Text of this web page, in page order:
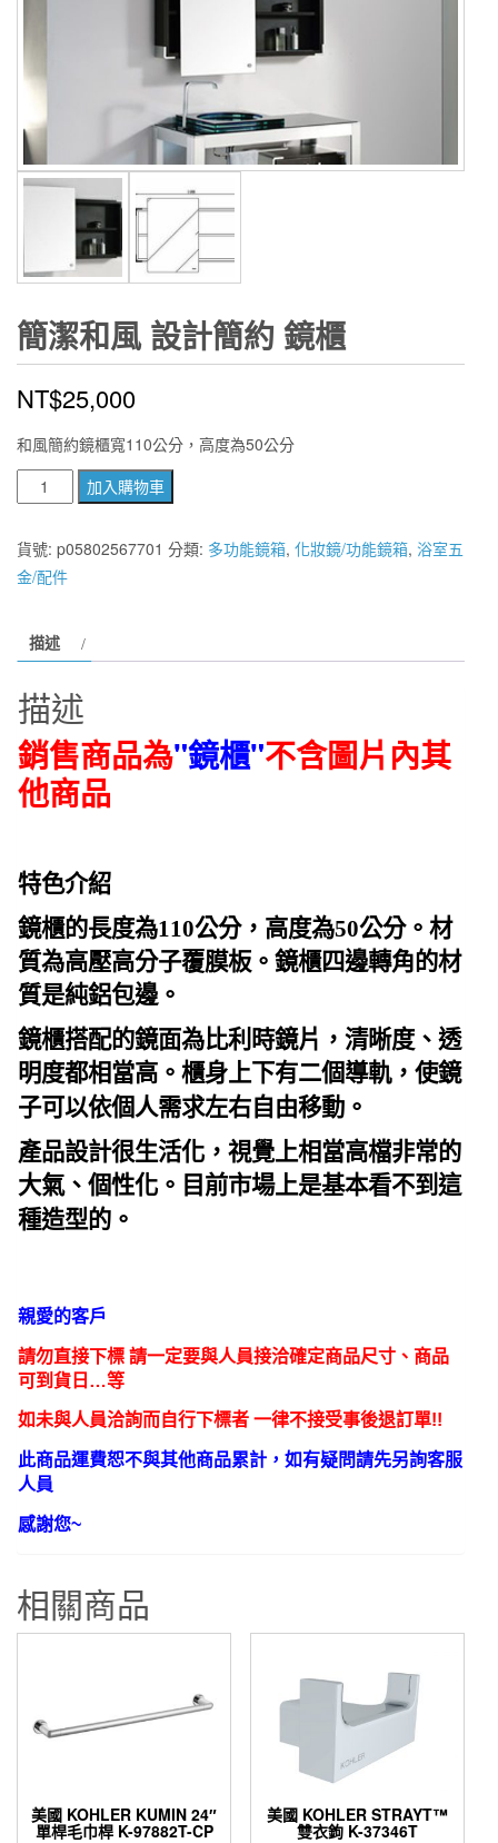
簡潔和風 設計簡約 鏡櫃
NT$25,000
和風簡約鏡櫃寬110公分，高度為50公分
潔
和
風
簡
鏡
數
量
加入購物車
貨號: p05802567701 分類: 多功能鏡箱, 化妝鏡/功能鏡箱, 浴室五
金/配件
描述
描述
銷售商品為"鏡櫃"不含圖片內其
他商品
特色介紹
鏡櫃的長度為110公分，高度為50公分。材
質為高壓高分子覆膜板。鏡櫃四邊轉角的材
質是純鋁包邊。
鏡櫃搭配的鏡面為比利時鏡片，清晰度、透
明度都相當高。櫃身上下有二個導軌，使鏡
子可以依個人需求左右自由移動。
產品設計很生活化，視覺上相當高檔非常的
大氣、個性化。目前市場上是基本看不到這
種造型的。
親愛的客戶
請勿直接下標 請一定要與人員接洽確定商品尺寸、商品
可到貨日…等
如未與人員洽詢而自行下標者 一律不接受事後退訂單!!
此商品運費恕不與其他商品累計，如有疑問請先另詢客服
人員
感謝您~
相關商品
美國 KOHLER KUMIN 24″
單桿毛巾桿 K-97882T-CP
美國 KOHLER STRAYT™
雙衣鉤 K-37346T